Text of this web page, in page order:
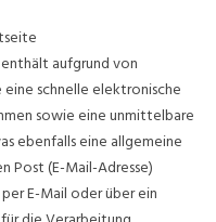
aufgrund von
schnelle elektronische
sowie eine unmittelbare
ebenfalls eine allgemeine
Post (E-Mail-Adresse)
E-Mail oder über ein